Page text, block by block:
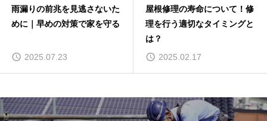
雨漏りの前兆を見逃さないた
めに｜早めの対策で家を守る
2025.07.23
屋根修理の寿命について！修
理を行う適切なタイミングと
は？
2025.02.17